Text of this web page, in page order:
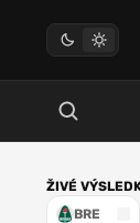
ŽIVÉ
BRE